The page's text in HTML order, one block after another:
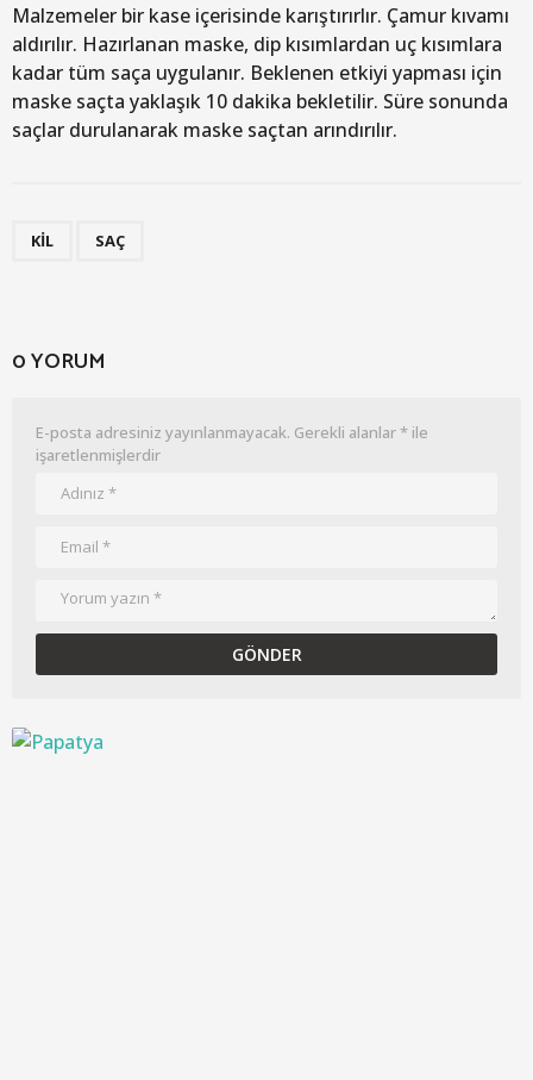
Malzemeler bir kase içerisinde karıştırırlır. Çamur kıvamı
aldırılır. Hazırlanan maske, dip kısımlardan uç kısımlara
kadar tüm saça uygulanır. Beklenen etkiyi yapması için
maske saçta yaklaşık 10 dakika bekletilir. Süre sonunda
saçlar durulanarak maske saçtan arındırılır.
KIL SAÇ
0 YORUM
E-posta adresiniz yayınlanmayacak. Gerekli alanlar* ile
işaretlenmişlerdir